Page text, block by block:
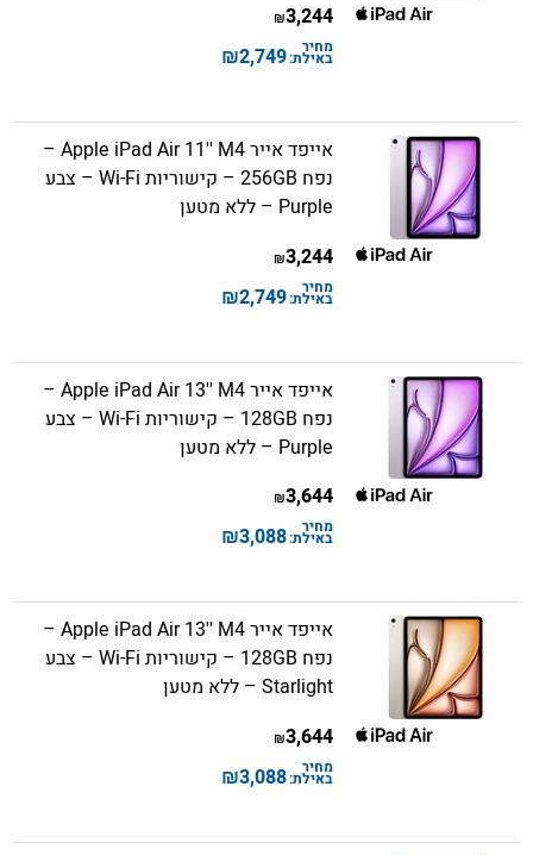
3,244
₪
מחיר
באילת:2,749
₪
אייפד אייר Apple iPad Air 11'' M4 –
נפח 256GB – קישוריות Wi-Fi – צבע
Purple – ללא מטען
3,244
₪
מחיר
באילת:2,749
₪
אייפד אייר Apple iPad Air 13'' M4 –
נפח 128GB – קישוריות Wi-Fi – צבע
Purple – ללא מטען
3,644
₪
מחיר
באילת:3,088
₪
אייפד אייר Apple iPad Air 13'' M4 –
נפח 128GB – קישוריות Wi-Fi – צבע
Starlight – ללא מטען
3,644
₪
מחיר
באילת:3,088
₪